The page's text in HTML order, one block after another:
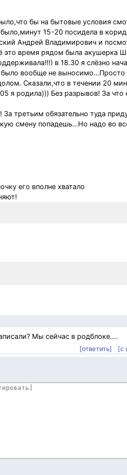
бы на бытовые условия
15-20 посидела в
Андрей Владимирович и
время рядом была акушерка
в 18.30 я слёзно
вообще не выносимо...Просто
Сказали,что в течении 20
я родила))) Без разрывов! За что
третьим обязательно туда
смену попадешь...Но надо во
его вполне хватало
Мы сейчас в родблоке....
[ответить]
[с